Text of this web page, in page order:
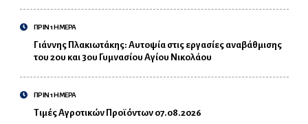
ΠΡΙΝ 1 ΗΜΕΡΑ
Γιάννης Πλακιωτάκης: Αυτοψία στις εργασίες αναβάθμισης
του 2ου και 3ου Γυμνασίου Αγίου Νικολάου
ΠΡΙΝ 1 ΗΜΕΡΑ
Τιμές Αγροτικών Προϊόντων 07.08.2026